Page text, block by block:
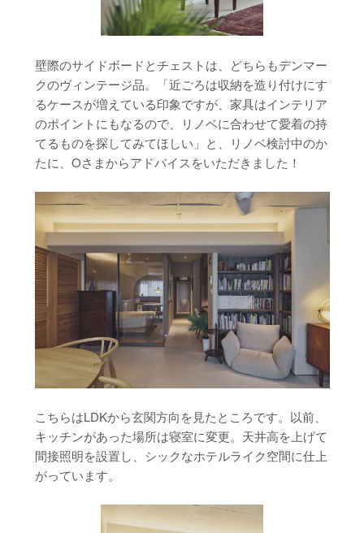
壁際のサイドボードとチェストは、どちらもデンマー
クのヴィンテージ品。「近ごろは収納を造り付けにす
るケースが増えている印象ですが、家具はインテリア
のポイントにもなるので、リノベに合わせて愛着の持
てるものを探してみてほしい」と、リノベ検討中のか
たに、Oさまからアドバイスをいただきました！
こちらはLDKから玄関方向を見たところです。以前、
キッチンがあった場所は寝室に変更。天井高を上げて
間接照明を設置し、シックなホテルライク空間に仕上
がっています。